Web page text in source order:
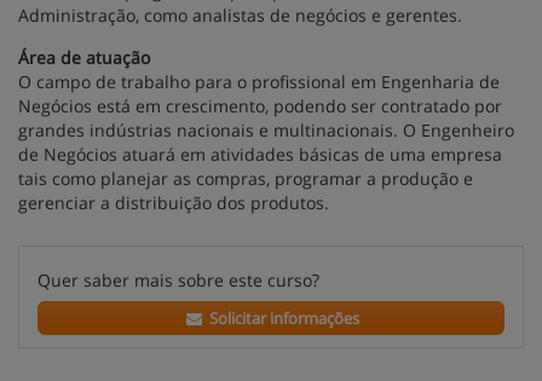
Administração, como analistas de negócios e gerentes.
Área de atuação
O campo de trabalho para o profissional em Engenharia de
Negócios está em crescimento, podendo ser contratado por
grandes indústrias nacionais e multinacionais. O Engenheiro
de Negócios atuará em atividades básicas de uma empresa
tais como planejar as compras, programar a produção e
gerenciar a distribuição dos produtos.
Quer saber mais sobre este curso?
Solicitar informações